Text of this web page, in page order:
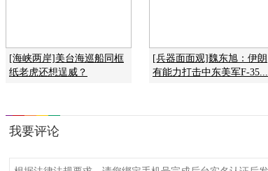
[海峡两岸]美台海巡船同框
纸老虎还想逞威？
[兵器面面观]魏东旭：伊朗
有能力打击中东美军F-35...